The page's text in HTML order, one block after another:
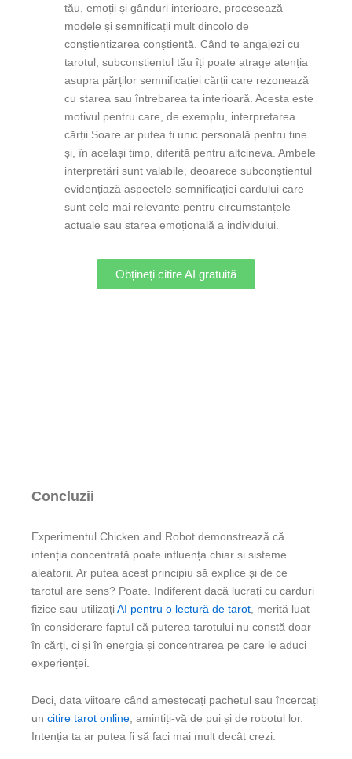
tău, emoții și gânduri interioare, procesează
modele și semnificații mult dincolo de
conștientizarea conștientă. Când te angajezi cu
tarotul, subconștientul tău îți poate atrage atenția
asupra părților semnificației cărții care rezonează
cu starea sau întrebarea ta interioară. Acesta este
motivul pentru care, de exemplu, interpretarea
cărții Soare ar putea fi unic personală pentru tine
și, în același timp, diferită pentru altcineva. Ambele
interpretări sunt valabile, deoarece subconștientul
evidențiază aspectele semnificației cardului care
sunt cele mai relevante pentru circumstanțele
actuale sau starea emoțională a individului.
Obțineți citire AI gratuită
Concluzii
Experimentul Chicken and Robot demonstrează că
intenția concentrată poate influența chiar și sisteme
aleatorii. Ar putea acest principiu să explice și de ce
tarotul are sens? Poate. Indiferent dacă lucrați cu carduri
fizice sau utilizațiAI pentru o lectură de tarot , merită luat
în considerare faptul că puterea tarotului nu constă doar
în cărți, ci și în energia și concentrarea pe care le aduci
experienței.
Deci, data viitoare când amestecați pachetul sau încercați
un citire tarot online, amintiți-vă de pui și de robotul lor.
Intenția ta ar putea fi să faci mai mult decât crezi.